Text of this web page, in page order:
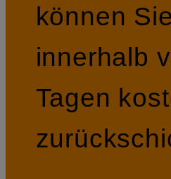
können Sie
innerhalb
Tagen